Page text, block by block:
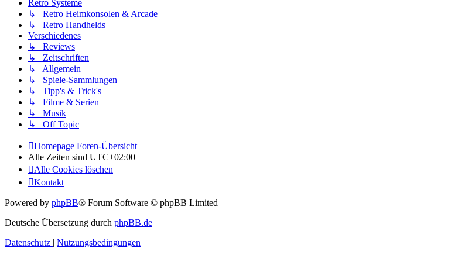
Retro Systeme
↳ Retro Heimkonsolen & Arcade
↳ Retro Handhelds
Verschiedenes
↳ Reviews
↳ Zeitschriften
↳ Allgemein
↳ Spiele-Sammlungen
↳ Tipp's & Trick's
↳ Filme & Serien
↳ Musik
↳ Off Topic
Homepage Foren-Übersicht
Alle Zeiten sind UTC+02:00
Alle Cookies löschen
Kontakt
Powered by phpBB® Forum Software © phpBB Limited
Deutsche Übersetzung durch phpBB.de
Datenschutz | Nutzungsbedingungen